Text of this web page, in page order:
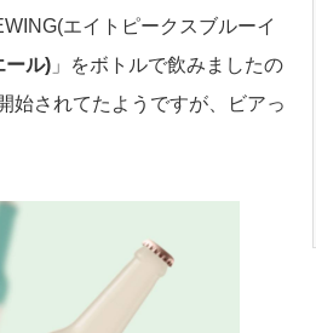
エイトピークスブルーイ
ール) 」をボトルで飲みましたの
始されてたようですが、ビアっ